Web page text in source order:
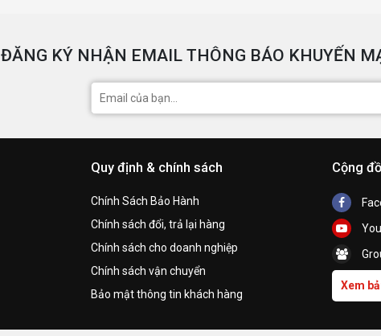
ĐĂNG KÝ NHẬN EMAIL THÔNG BÁO KHUYẾN
Quy định & chính sách
Chính Sách Bảo Hành
Chính sách đổi, trả lại hàng
Chính sách cho doanh nghiệp
Chính sách vận chuyển
Bảo mật thông tin khách hàng
Cộng
Xem